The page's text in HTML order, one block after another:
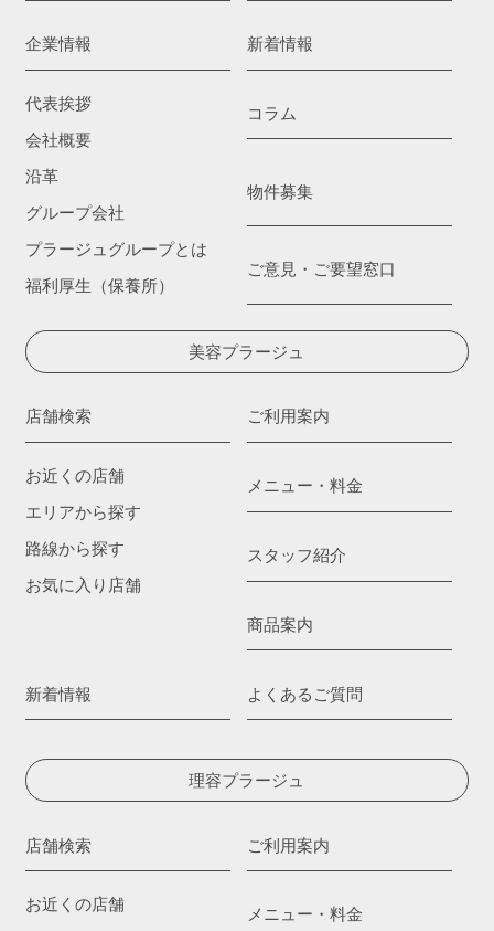
企業情報
代表挨拶
会社概要
沿革
グループ会社
プラージュグループとは
福利厚生（保養所）
新着情報
コラム
物件募集
ご意見・ご要望窓口
美容プラージュ
店舗検索
お近くの店舗
エリアから探す
路線から探す
お気に入り店舗
ご利用案内
メニュー・料金
スタッフ紹介
商品案内
新着情報 よくあるご質問
理容プラージュ
店舗検索
お近くの店舗
ご利用案内
メニュー・料金